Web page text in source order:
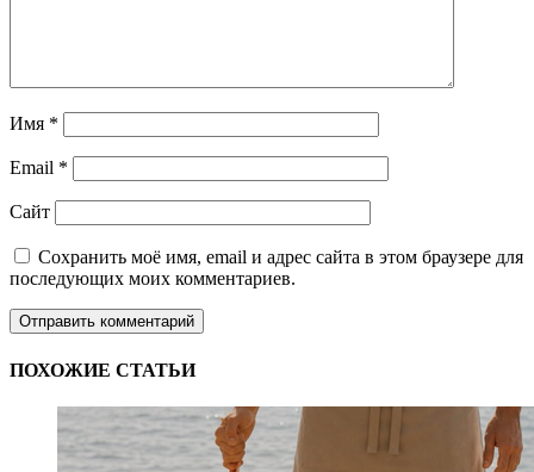
Имя *
Email *
Сайт
Сохранить моё имя, email и адрес сайта в этом браузере для
последующих моих комментариев.
ПОХОЖИЕ СТАТЬИ